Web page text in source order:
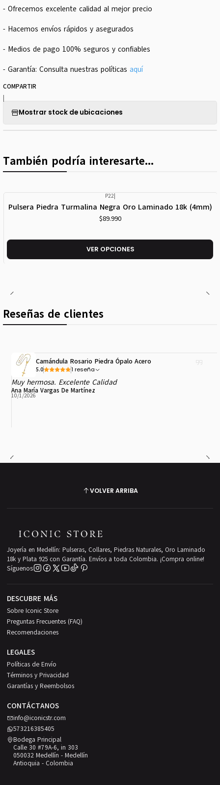
- Ofrecemos excelente calidad al mejor precio
- Hacemos envíos rápidos y asegurados
- Medios de pago 100% seguros y confiables
- Garantía: Consulta nuestras políticas aquí
COMPARTIR
|
Mostrar stock de ubicaciones
También podría interesarte...
P22|
Pulsera Piedra Turmalina Negra Oro Laminado 18k (4mm)
$89.990
VER OPCIONES
Reseñas de clientes
Camándula Rosario Piedra Ópalo Acero
5.0 1 reseña
Muy hermosa. Excelente Calidad
Ana María Vargas De Martínez
10/1/2026
VOLVER ARRIBA
Joyería en Medellín: Pulseras, Collares, Piedras Naturales, Oro Laminado
18k y Plata 925 con Garantía. Envíos a toda Colombia. ¡Compra online!
Síguenos
DESCUBRE MÁS
Sobre Iconic Store
Preguntas Frecuentes (FAQ)
Recomendaciones
LEGALES
Políticas de Envío
Términos y Privacidad
Garantías y Reembolsos
CONTÁCTANOS
info@iconicstr.com
573216385405
Bodega Principal
Calle 30 #79A-6, in 303
050032 Medellín - Medellín
Antioquia - Colombia